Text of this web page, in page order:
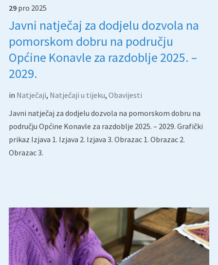
29 pro 2025
Javni natječaj za dodjelu dozvola na
pomorskom dobru na području
Općine Konavle za razdoblje 2025. –
2029.
in Natječaji, Natječaji u tijeku, Obavijesti
Javni natječaj za dodjelu dozvola na pomorskom dobru na
području Općine Konavle za razdoblje 2025. – 2029. Grafički
prikaz Izjava 1. Izjava 2. Izjava 3. Obrazac 1. Obrazac 2.
Obrazac 3.